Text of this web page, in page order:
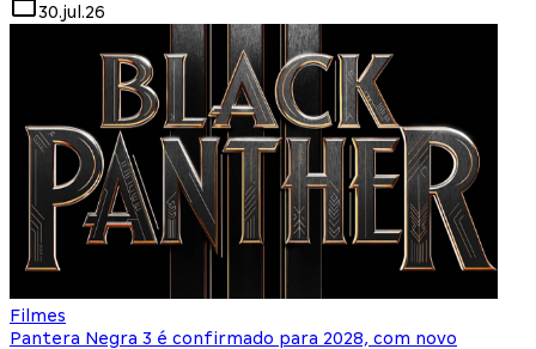
30.jul.26
Filmes
Pantera Negra 3 é confirmado para 2028, com novo